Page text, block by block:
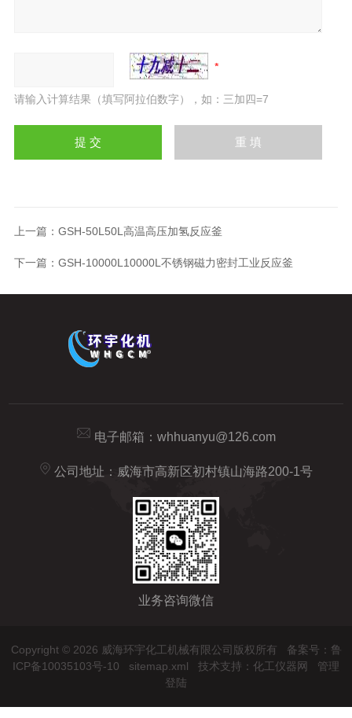
请输入计算结果（填写阿拉伯数字），如：三加四=7
上一篇： GSH-50L50L高温高压加氢反应釜
下一篇： GSH-10000L10000L不锈钢磁力密封工业反应釜
电子邮箱： whhuanyu@126.com
公司地址：威海市高新区初村镇山海路200-1号
业务咨询微信
Copyright © 2026 威海环宇化工机械有限公司版权所有 备案号：鲁
ICP备10035103号-10
sitemap.xml 技术支持： 化工仪器网
管理
登陆